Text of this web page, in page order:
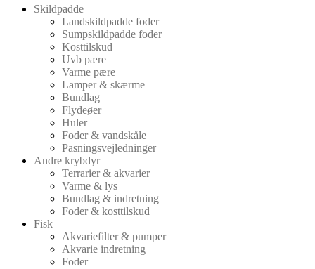
Skildpadde
Landskildpadde foder
Sumpskildpadde foder
Kosttilskud
Uvb pære
Varme pære
Lamper & skærme
Bundlag
Flydeøer
Huler
Foder & vandskåle
Pasningsvejledninger
Andre krybdyr
Terrarier & akvarier
Varme & lys
Bundlag & indretning
Foder & kosttilskud
Fisk
Akvariefilter & pumper
Akvarie indretning
Foder